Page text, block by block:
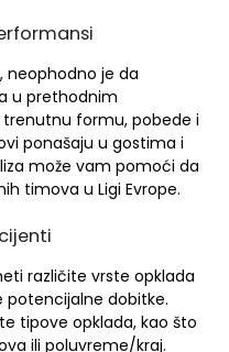
neophodno je da
u prethodnim
formu, pobede i
ponašaju u gostima i
može vam pomoći da
timova u Ligi Evrope.
različite vrste opklada
potencijalne dobitke.
tipove opklada, kao što
ili poluvreme/kraj.